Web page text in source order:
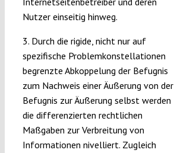
Nutzer einseitig hinweg.
3. Durch die rigide, nicht nur auf
spezifische Problemkonstellationen
begrenzte Abkoppelung der Befugnis
zum Nachweis einer Äußerung von der
Befugnis zur Äußerung selbst werden
die differenzierten rechtlichen
Maßgaben zur Verbreitung von
Informationen nivelliert. Zugleich